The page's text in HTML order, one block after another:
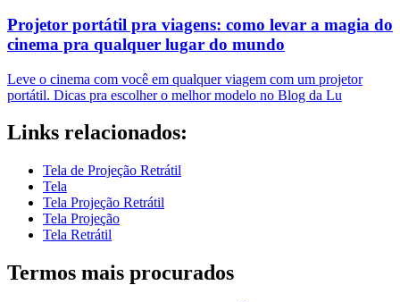
Projetor portátil pra viagens: como levar a magia do
cinema pra qualquer lugar do mundo
Leve o cinema com você em qualquer viagem com um projetor
portátil. Dicas pra escolher o melhor modelo no Blog da Lu
Links relacionados:
Tela de Projeção Retrátil
Tela
Tela Projeção Retrátil
Tela Projeção
Tela Retrátil
Termos mais procurados